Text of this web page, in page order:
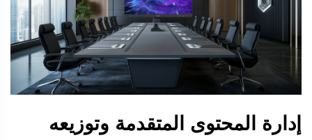
إدارة المحتوى المتقدمة وتوزيعه